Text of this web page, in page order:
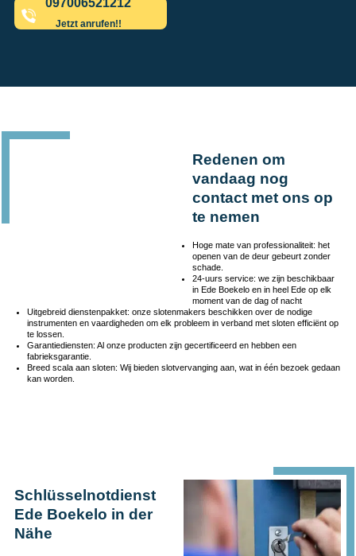
Jetzt anrufen!!
Redenen om
vandaag nog
contact met ons op
te nemen
Hoge mate van professionaliteit: het
openen van de deur gebeurt zonder
schade.
24-uurs service: we zijn beschikbaar
in Ede Boekelo en in heel Ede op elk
moment van de dag of nacht
Uitgebreid dienstenpakket: onze slotenmakers beschikken over de nodige
instrumenten en vaardigheden om elk probleem in verband met sloten efficiënt op
te lossen.
Garantiediensten: Al onze producten zijn gecertificeerd en hebben een
fabrieksgarantie.
Breed scala aan sloten: Wij bieden slotvervanging aan, wat in één bezoek gedaan
kan worden.
Schlüsselnotdienst
Ede Boekelo in der
Nähe